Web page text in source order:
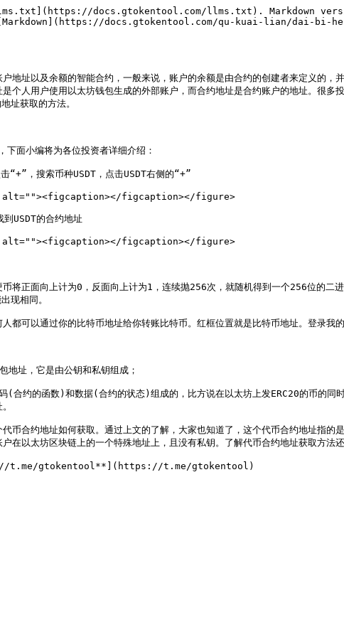
docs.gtokentool.com/llms.txt). Markdown
docs.gtokentool.com/qu-kuai-lian/dai-bi-
地址以及余额的智能合约，一般来说，账户的余额是由合约的创建者来定义的
个人用户使用以太坊钱包生成的外部账户，而合约地址是合约账户的地址。很
获取的方法。
下面小编将为各位投资者详细介绍：
“+”，搜索币种USDT，点击USDT右侧的“+”
alt=""><figcaption></figcaption></figure>
USDT的合约地址
alt=""><figcaption></figcaption></figure>
将正面向上计为0，反面向上计为1，连续抛256次，就随机得到一个256位的二
现相同。
都可以通过你的比特币地址给你转账比特币。红框位置就是比特币地址。登录我
地址，它是由公钥和私钥组成；
约的函数)和数据(合约的状态)组成的，比方说在以太坊上发ERC20的币的同
币合约地址如何获取。通过上文的了解，大家也知道了，这个代币合约地址指
在以太坊区块链上的一个特殊地址上，且没有私钥。了解代币合约地址获取方法